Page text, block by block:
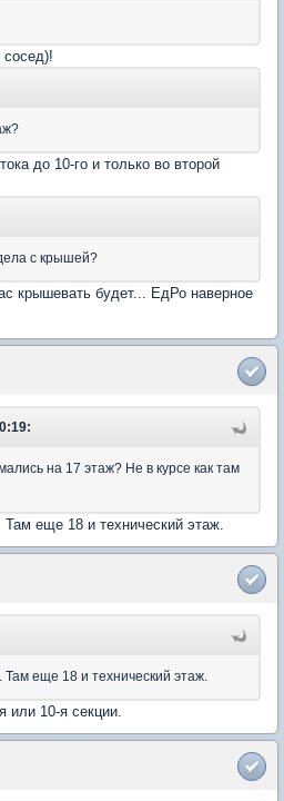
сосед)!
до 10-го и только во второй
с крышей?
крышевать будет... ЕдРо наверное
на 17 этаж? Не в курсе как там
еще 18 и технический этаж.
еще 18 и технический этаж.
или 10-я секции.